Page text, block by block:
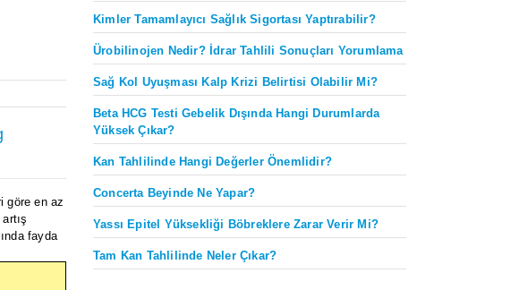
göre en az
fayda
Kimler Tamamlayıcı Sağlık Sigortası Yaptırabilir?
Ürobilinojen Nedir? İdrar Tahlili Sonuçları Yorumlama
Sağ Kol Uyuşması Kalp Krizi Belirtisi Olabilir Mi?
Beta HCG Testi Gebelik Dışında Hangi Durumlarda
Yüksek Çıkar?
Kan Tahlilinde Hangi Değerler Önemlidir?
Concerta Beyinde Ne Yapar?
Yassı Epitel Yüksekliği Böbreklere Zarar Verir Mi?
Tam Kan Tahlilinde Neler Çıkar?